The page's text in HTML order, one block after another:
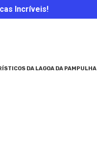
Incríveis!
DA LAGOA DA PAMPULHA